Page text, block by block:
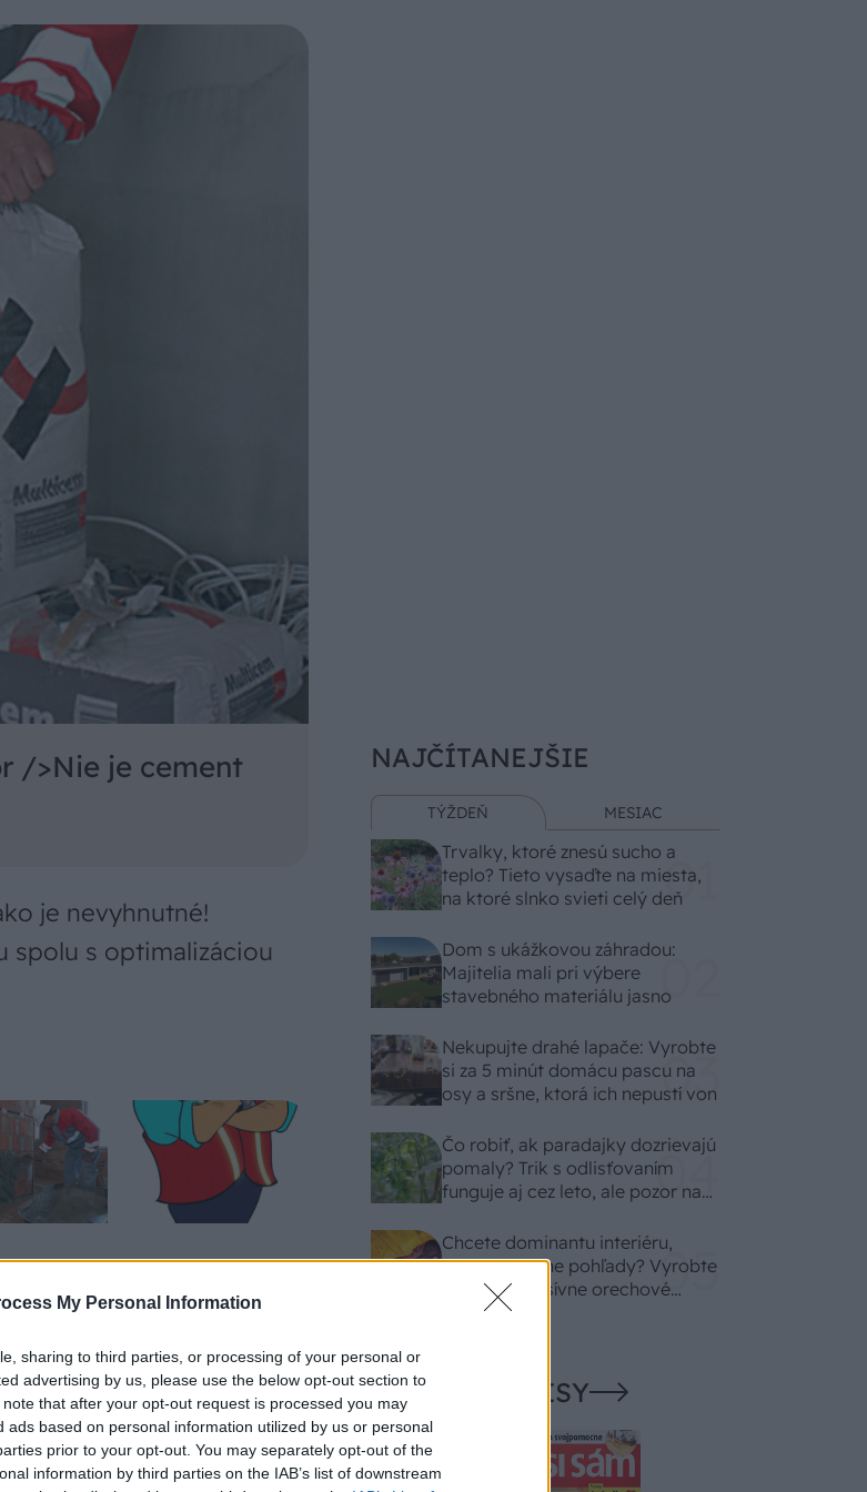
My Personal Information
sharing to third parties, or processing of your personal or
advertising by us, please use the below opt-out section to
that after your opt-out request is processed you may
ads based on personal information utilized by us or personal
prior to your opt-out. You may separately opt-out of the
information by third parties on the IAB’s list of downstream
/>Nie je cement
je nevyhnutné!
spolu s optimalizáciou
NAJČÍTANEJŠIE
TÝŽDEŇ MESIAC
Trvalky, ktoré znesú sucho a
teplo? Tieto vysaďte na miesta,
na ktoré slnko svieti celý deň
Dom s ukážkovou záhradou:
Majitelia mali pri výbere
stavebného materiálu jasno
Nekupujte drahé lapače: Vyrobte
si za 5 minút domácu pascu na
osy a sršne, ktorá ich nepustí von
Čo robiť, ak paradajky dozrievajú
pomaly? Trik s odlisťovaním
funguje aj cez leto, ale pozor na
Chcete dominantu interiéru,
ktorá pritiahne pohľady? Vyrobte
si takéto masívne orechové
svietidlo
NAŠE ČASOPISY